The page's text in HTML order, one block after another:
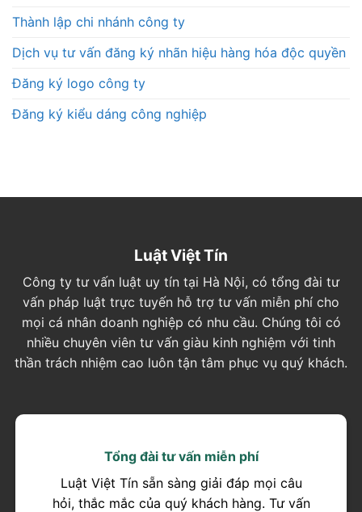
Thành lập chi nhánh công ty
Dịch vụ tư vấn đăng ký nhãn hiệu hàng hóa độc quyền
Đăng ký logo công ty
Đăng ký kiểu dáng công nghiệp
Luật Việt Tín
Công ty tư vấn luật uy tín tại Hà Nội, có tổng đài tư
vấn pháp luật trực tuyến hỗ trợ tư vấn miễn phí cho
mọi cá nhân doanh nghiệp có nhu cầu. Chúng tôi có
nhiều chuyên viên tư vấn giàu kinh nghiệm với tinh
thần trách nhiệm cao luôn tận tâm phục vụ quý khách.
Tổng đài tư vấn miễn phí
Luật Việt Tín sẵn sàng giải đáp mọi câu
hỏi, thắc mắc của quý khách hàng. Tư vấn